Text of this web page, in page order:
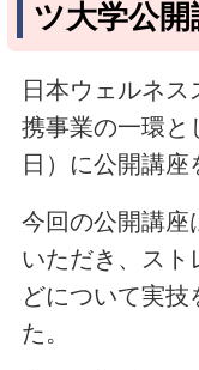
ツ大学公
日本ウェルネ
携事業の一環と
日）に公開講座
今回の公開講座
いただき、スト
どについて実技
た。